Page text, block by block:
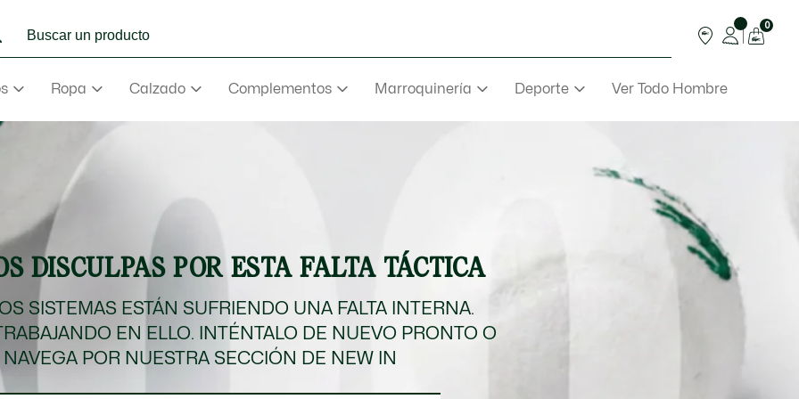
0
NEW IN
Ropa
Ver todo
Calzado
Ver todo
Complementos
Ver todo
Marroquinería
Ver Todo
Deporte
Ver todo
Ver Todo Hombre
DISCULPAS POR ESTA FALTA TÁCTICA
SISTEMAS ESTÁN SUFRIENDO UNA FALTA INTERNA.
EN ELLO. INTÉNTALO DE NUEVO PRONTO O
NAVEGA POR NUESTRA SECCIÓN DE NEW IN